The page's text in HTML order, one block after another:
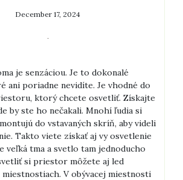
December 17, 2024
je senzáciou. Je to dokonalé
ani poriadne nevidíte. Je vhodné do
ktorý chcete osvetliť. Získajte
by ste ho nečakali. Mnohí ľudia si
do vstavaných skríň, aby videli
Takto viete získať aj vy osvetlenie
veľká tma a svetlo tam jednoducho
si priestor môžete aj led
V obývacej miestnosti